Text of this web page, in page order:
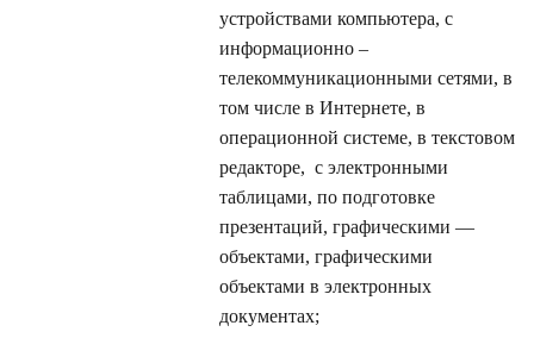
устройствами компьютера, с
информационно –
телекоммуникационными сетями, в
том числе в Интернете, в
операционной системе, в текстовом
редакторе, с электронными
таблицами, по подготовке
презентаций, графическими —
объектами, графическими
объектами в электронных
документах;